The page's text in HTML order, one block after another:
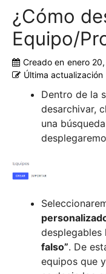
¿Cómo
Equipo/
Creado en enero
Última actualización
Dentro de la
desarchivar,
una
desplegables
falso”. De
equipos que